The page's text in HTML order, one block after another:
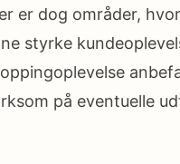
er dog områder,
styrke
på eventuelle